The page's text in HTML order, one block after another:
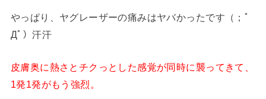
やっぱり、ヤグレーザーの痛みはヤバかったです（；ﾟ
Дﾟ）汗汗
皮膚奥に熱さとチクっとした感覚が同時に襲ってきて、
1発1発がもう強烈。